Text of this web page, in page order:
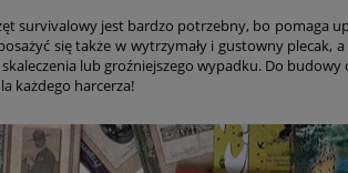
survivalowy jest bardzo potrzebny, bo pomaga
się także w wytrzymały i gustowny plecak,
lub groźniejszego wypadku. Do
każdego harcerza!